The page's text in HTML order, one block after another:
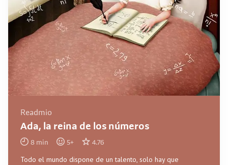
Readmio
Ada, la reina de los números
8 min 5+ 4.76
Todo el mundo dispone de un talento, solo hay que